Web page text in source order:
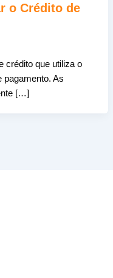
o Crédito de
crédito que utiliza o
pagamento. As
[…]